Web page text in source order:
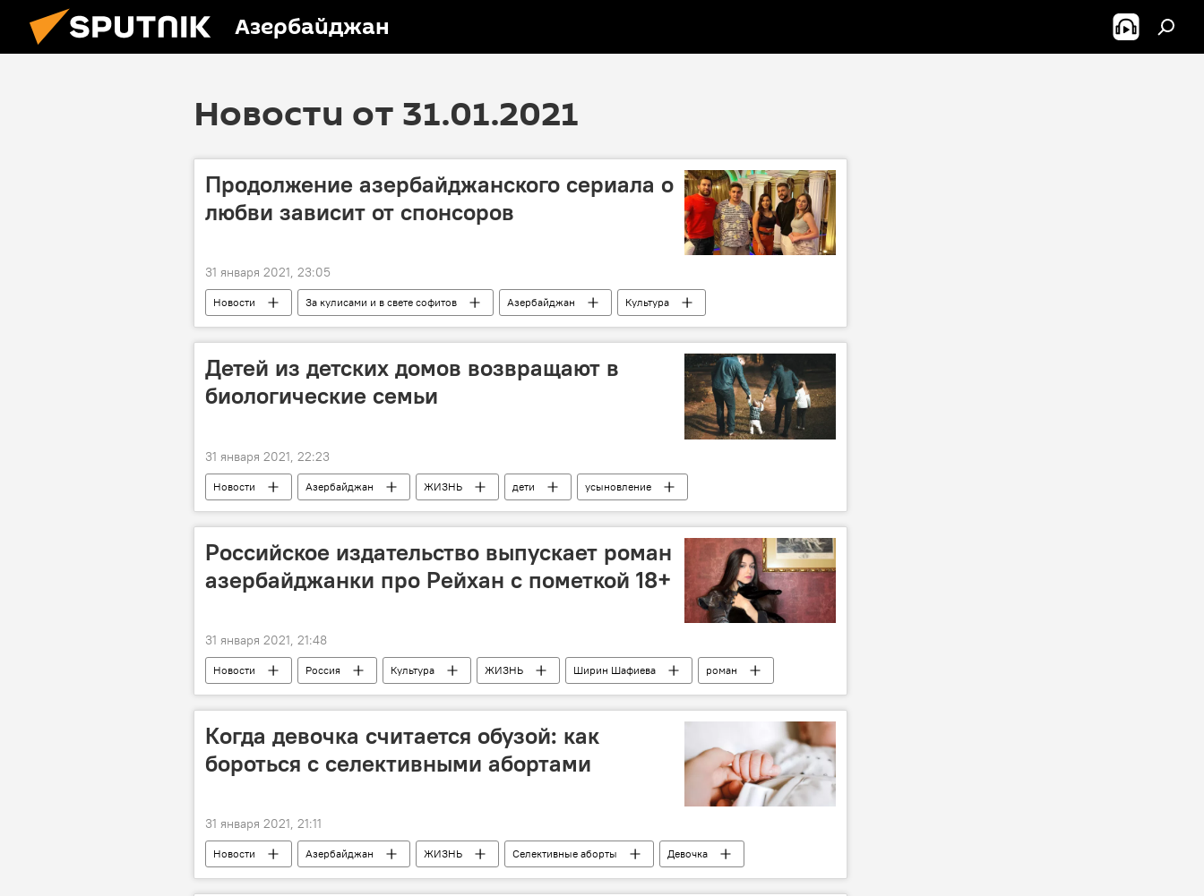
Азербайджан
Новости от 31.01.2021
Продолжение азербайджанского сериала о
любви зависит от спонсоров
31 января 2021, 23:05
Новости За кулисами и в свете софитов Азербайджан
Культура
ЖИЗНЬ
Сериал любовь продолжение спонсоры
Детей из детских домов возвращают в
биологические семьи
31 января 2021, 22:23
Новости Азербайджан ЖИЗНЬ дети
усыновление
Министерство труда и социальной защиты населения АР
Российское издательство выпускает роман
азербайджанки про Рейхан с пометкой 18+
31 января 2021, 21:48
Новости Россия Культура ЖИЗНЬ Ширин Шафиева роман
Когда девочка считается обузой: как
бороться с селективными абортами
31 января 2021, 21:11
Новости Азербайджан ЖИЗНЬ Селективные аборты Девочка